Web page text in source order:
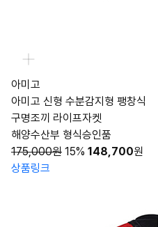
아미고
아미고 신형 수분감지형 팽창식
구명조끼 라이프자켓
해양수산부 형식승인품
175,000원 15% 148,700원
상품링크